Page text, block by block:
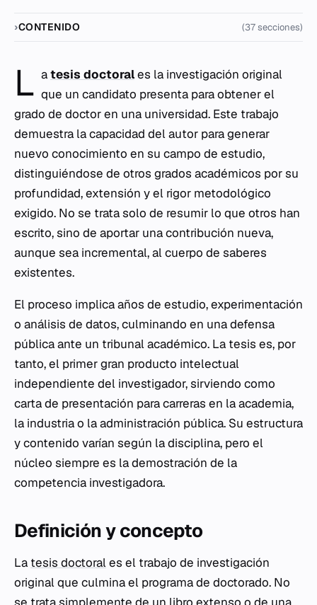
CONTENIDO (37 secciones)
L atesis doctorales la investigación original
que un candidato presenta para obtener el
grado de doctor en una universidad. Este trabajo
demuestra la capacidad del autor para generar
nuevo conocimiento en su campo de estudio,
distinguiéndose de otros grados académicos por su
profundidad, extensión y el rigor metodológico
exigido. No se trata solo de resumir lo que otros han
escrito, sino de aportar una contribución nueva,
aunque sea incremental, al cuerpo de saberes
existentes.
El proceso implica años de estudio, experimentación
o análisis de datos, culminando en una defensa
pública ante un tribunal académico. La tesis es, por
tanto, el primer gran producto intelectual
independiente del investigador, sirviendo como
carta de presentación para carreras en la academia,
la industria o la administración pública. Su estructura
y contenido varían según la disciplina, pero el
núcleo siempre es la demostración de la
competencia investigadora.
Definición y concepto
La tesis doctorales el trabajo de investigación
original que culmina el programa de doctorado. No